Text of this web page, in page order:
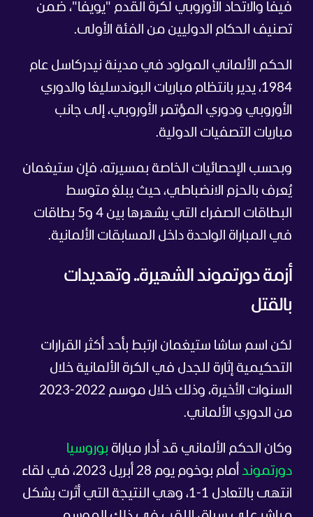
فيفا والاتحاد الأوروبي لكرة القدم "يويفا"، ضمن
تصنيف الحكام الدوليين من الفئة الأولى.
الحكم الألماني المولود في مدينة نيدركاسل عام
1984، يدير بانتظام مباريات البوندسليغا والدوري
الأوروبي ودوري المؤتمر الأوروبي، إلى جانب
مباريات التصفيات الدولية.
وبحسب الإحصائيات الخاصة بمسيرته، فإن ستيغمان
يُعرف بالحزم الانضباطي، حيث يبلغ متوسط
البطاقات الصفراء التي يشهرها بين 4 و5 بطاقات
في المباراة الواحدة داخل المسابقات الألمانية.
أزمة دورتموند الشهيرة.. وتهديدات
بالقتل
لكن اسم ساشا ستيغمان ارتبط بأحد أكثر القرارات
التحكيمية إثارة للجدل في الكرة الألمانية خلال
السنوات الأخيرة، وذلك خلال موسم 2022-2023
من الدوري الألماني.
وكان الحكم الألماني قد أدار مباراة بوروسيا
دورتموند
أمام بوخوم يوم 28 أبريل 2023، في لقاء
انتهى بالتعادل 1-1، وهي النتيجة التي أثرت بشكل